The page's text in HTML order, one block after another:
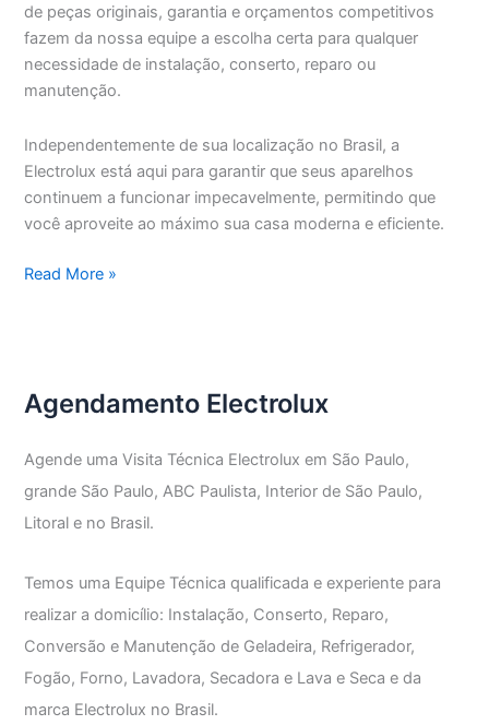
de peças originais, garantia e orçamentos competitivos
fazem da nossa equipe a escolha certa para qualquer
necessidade de instalação, conserto, reparo ou
manutenção.
Independentemente de sua localização no Brasil, a
Electrolux está aqui para garantir que seus aparelhos
continuem a funcionar impecavelmente, permitindo que
você aproveite ao máximo sua casa moderna e eficiente.
Assistência
Read More »
Agendamento Electrolux
Agende uma Visita Técnica Electrolux em São Paulo,
grande São Paulo, ABC Paulista, Interior de São Paulo,
Litoral e no Brasil.
Temos uma Equipe Técnica qualificada e experiente para
realizar a domicílio: Instalação, Conserto, Reparo,
Conversão e Manutenção de Geladeira, Refrigerador,
Fogão, Forno, Lavadora, Secadora e Lava e Seca e da
marca Electrolux no Brasil.